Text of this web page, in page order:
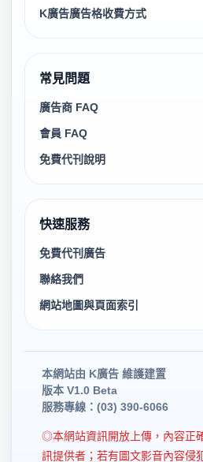
K廣告廣告格收費方式
常見問題
廣告商 FAQ
會員 FAQ
免費代刊說明
快速服務
免費代刊廣告
聯絡我們
網站地圖與頁面索引
本網站由 K廣告 維護建置
版本 V1.0 Beta
服務專線：(03) 390-6066
◎本網站資訊開放上傳，內容正
訊提供者；若有圖文影音內容侵